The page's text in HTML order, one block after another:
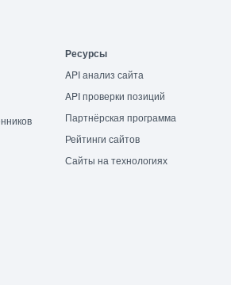
Ресурсы
API анализ сайта
API проверки позиций
Партнёрская программа
Рейтинги сайтов
Сайты на технологиях